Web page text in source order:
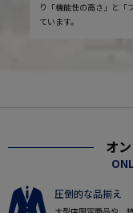
り「機能性の高さ」と「
ています。
オ
圧倒的な品揃え